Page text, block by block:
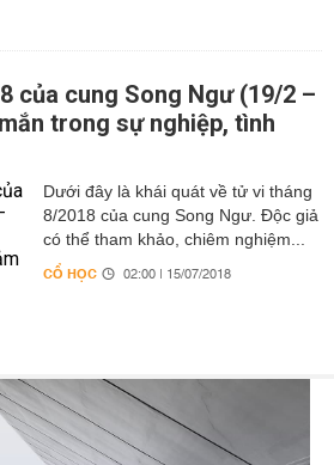
của cung Song Ngư (19/2 –
trong sự nghiệp, tình
Dưới đây là khái quát về tử vi tháng
8/2018 của cung Song Ngư. Độc giả
có thể tham khảo, chiêm nghiệm...
CỔ HỌC 02:00 | 15/07/2018